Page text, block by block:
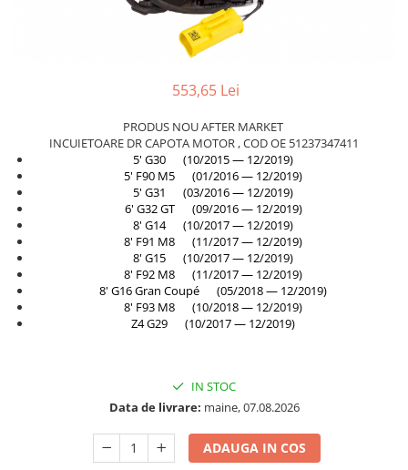
Releu
Caroserie
Absorbant bara fata
Absorbant bara V
Actuator capsa capota
Aripă
Aripă spate
553,65 Lei
PRODUS NOU AFTER MARKET
INCUIETOARE DR CAPOTA MOTOR , COD OE 51237347411
5' G30 (10/2015 — 12/2019)
5' F90 M5 (01/2016 — 12/2019)
5' G31 (03/2016 — 12/2019)
6' G32 GT (09/2016 — 12/2019)
8' G14 (10/2017 — 12/2019)
8' F91 M8 (11/2017 — 12/2019)
8' G15 (10/2017 — 12/2019)
8' F92 M8 (11/2017 — 12/2019)
8' G16 Gran Coupé (05/2018 — 12/2019)
8' F93 M8 (10/2018 — 12/2019)
Z4 G29 (10/2017 — 12/2019)
IN STOC
Data de livrare: maine, 07.08.2026
ADAUGA IN COS